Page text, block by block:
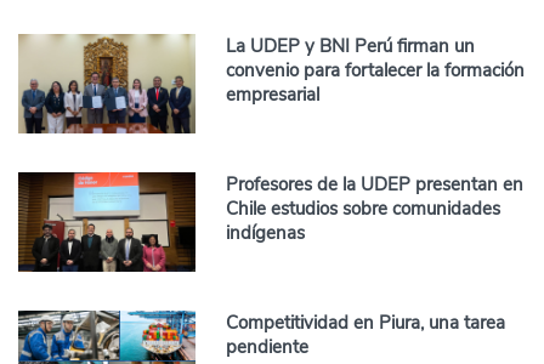
La UDEP y BNI Perú firman un
convenio para fortalecer la formación
empresarial
Profesores de la UDEP presentan en
Chile estudios sobre comunidades
indígenas
Competitividad en Piura, una tarea
pendiente